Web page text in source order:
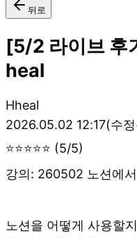
뒤로
[5/2 라이브
heal
Hheal
2026.05.02 12:17(수
⭐⭐⭐⭐⭐ (5/5)
강의: 260502 노션에
노션을 어떻게 사용할